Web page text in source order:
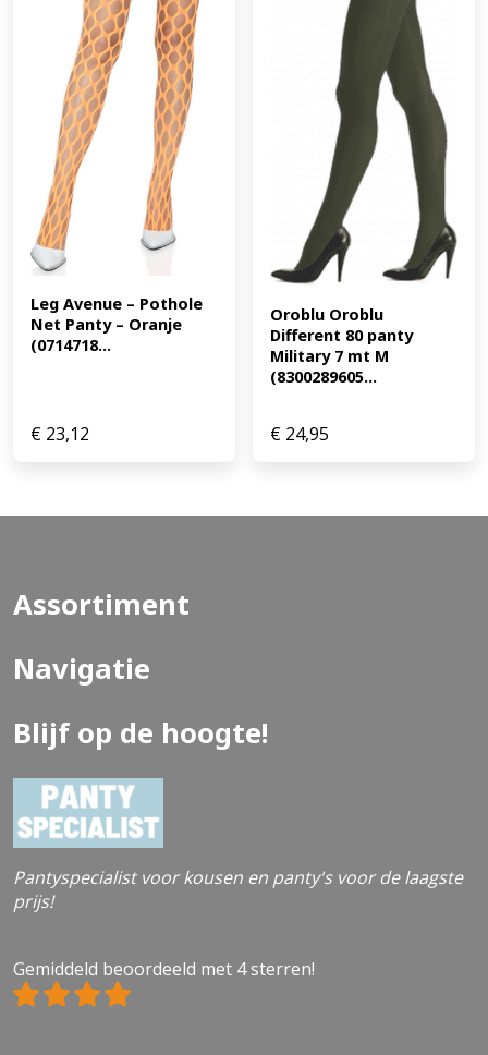
Leg Avenue – Pothole
Net Panty – Oranje
(0714718...
€ 23,12
Oroblu Oroblu
Different 80 panty
Military 7 mt M
(8300289605...
€ 24,95
Assortiment
Navigatie
Blijf op de hoogte!
Pantyspecialist voor kousen en panty's voor de laagste
prijs!
Gemiddeld beoordeeld met 4 sterren!